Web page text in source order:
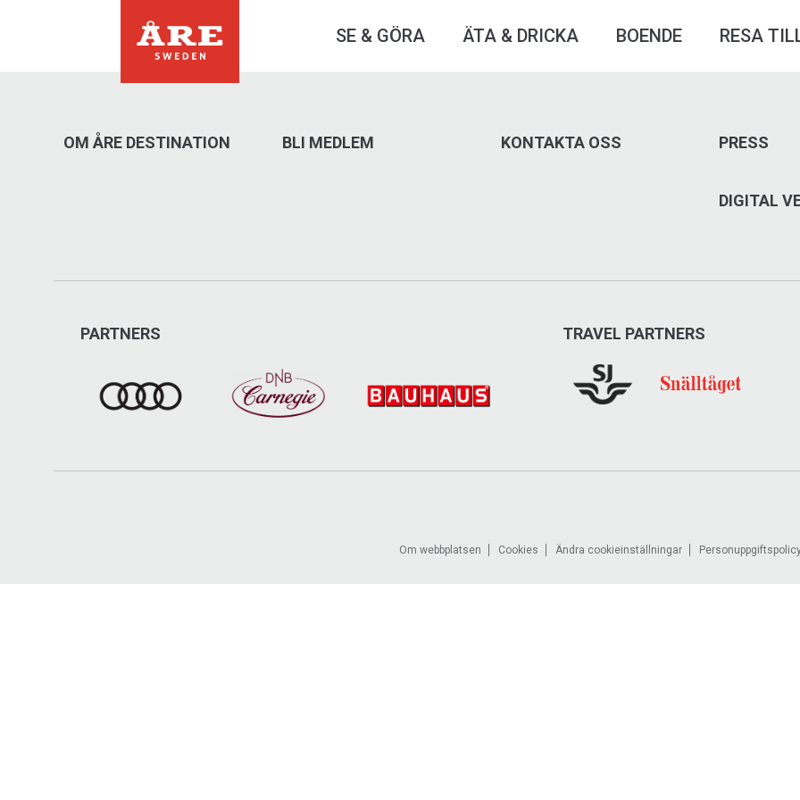
SE & GÖRA ÄTA & DRICKA BOENDE RESA
OM ÅRE DESTINATION BLI MEDLEM KONTAKTA OSS PRESS
DIGITAL
PARTNERS TRAVEL PARTNERS
Om webbplatsen Cookies Ändra cookieinställningar